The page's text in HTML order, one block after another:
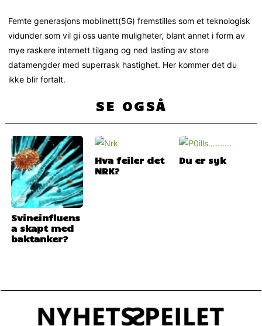
Femte generasjons mobilnett(5G) fremstilles som et teknologisk
vidunder som vil gi oss uante muligheter, blant annet i form av
mye raskere internett tilgang og ned lasting av store
datamengder med superrask hastighet. Her kommer det du
ikke blir fortalt.
SE OGSÅ
Svineinfluens
a skapt med
baktanker?
Hva feiler det
NRK?
Du er syk